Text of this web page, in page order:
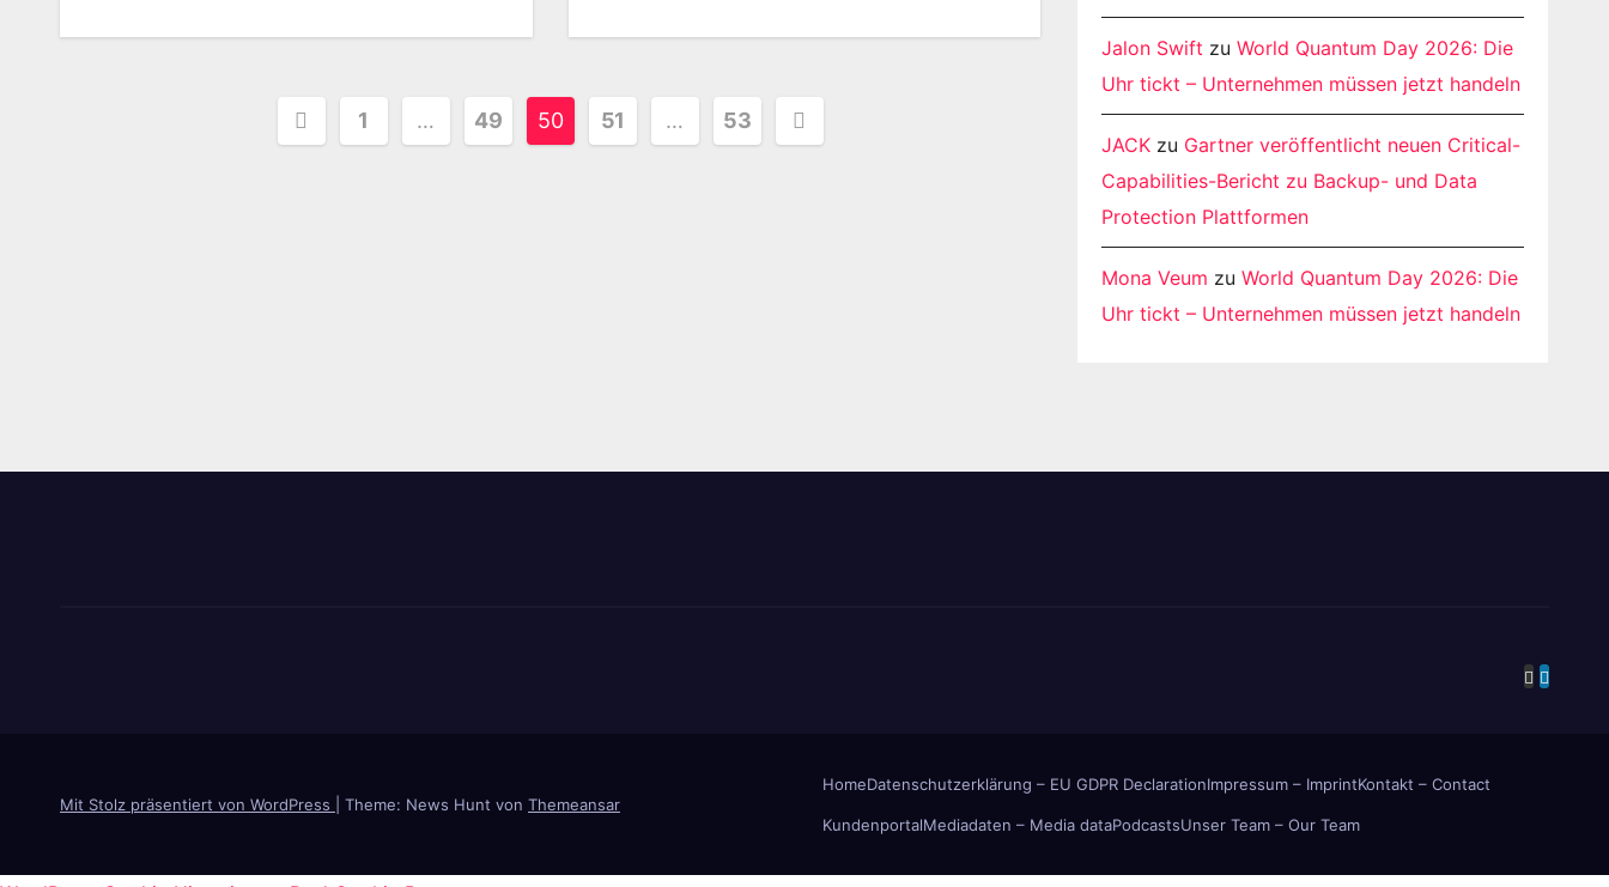
Seitennummerierung
1 … 49 50 51 … 53
Jalon Swift zuWorld Quantum Day 2026: Die
Uhr tickt – Unternehmen müssen jetzt handeln
JACK zu Gartner veröffentlicht neuen Critical-
Capabilities-Bericht zu Backup- und Data
Protection Plattformen
Mona Veum zuWorld Quantum Day 2026: Die
Uhr tickt – Unternehmen müssen jetzt handeln
Mit Stolz präsentiert von WordPress Theme: News Hunt von Themeansar
HomeDatenschutzerklärung – EU GDPR DeclarationImpressum – ImprintKontakt – Contact
KundenportalMediadaten – Media dataPodcastsUnser Team – Our Team